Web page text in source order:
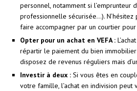
personnel, notamment si l’emprunteur
professionnelle sécurisée…).
faire accompagner par un courtier
Opter pour un achat en VEFA :
répartir le paiement du bien
disposez de revenus réguliers mais
Investir à deux : Si vous êtes en
votre famille, l’achat en indivision